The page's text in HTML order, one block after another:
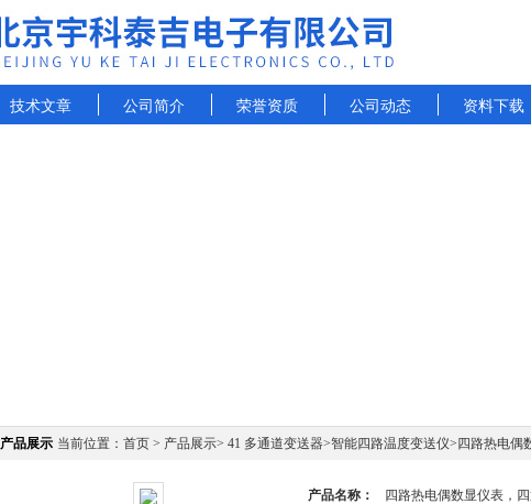
技术文章 公司简介 荣誉资质 公司动态 资料下载
产品展示 当前位置： 首页 > 产品展示> 41 多通道变送器>智能四路温度变送仪>四路热电偶
产品名称：
四路热电偶数显仪表，